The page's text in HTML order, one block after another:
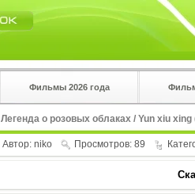
Фильмы 2026 года
Легенда о розовых облаках / Yun xiu xing
Автор: niko Просмотров: 89
Нажмите на
!!!Если Вы с
верхнем